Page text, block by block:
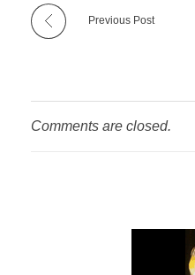
Previous Post
Comments are closed.